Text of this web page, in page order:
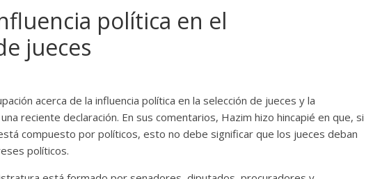
política en el
jueces
acerca de la influencia política en la selección de jueces y la
reciente declaración. En sus comentarios, Hazim hizo hincapié en que, si
compuesto por políticos, esto no debe significar que los jueces deban
políticos.